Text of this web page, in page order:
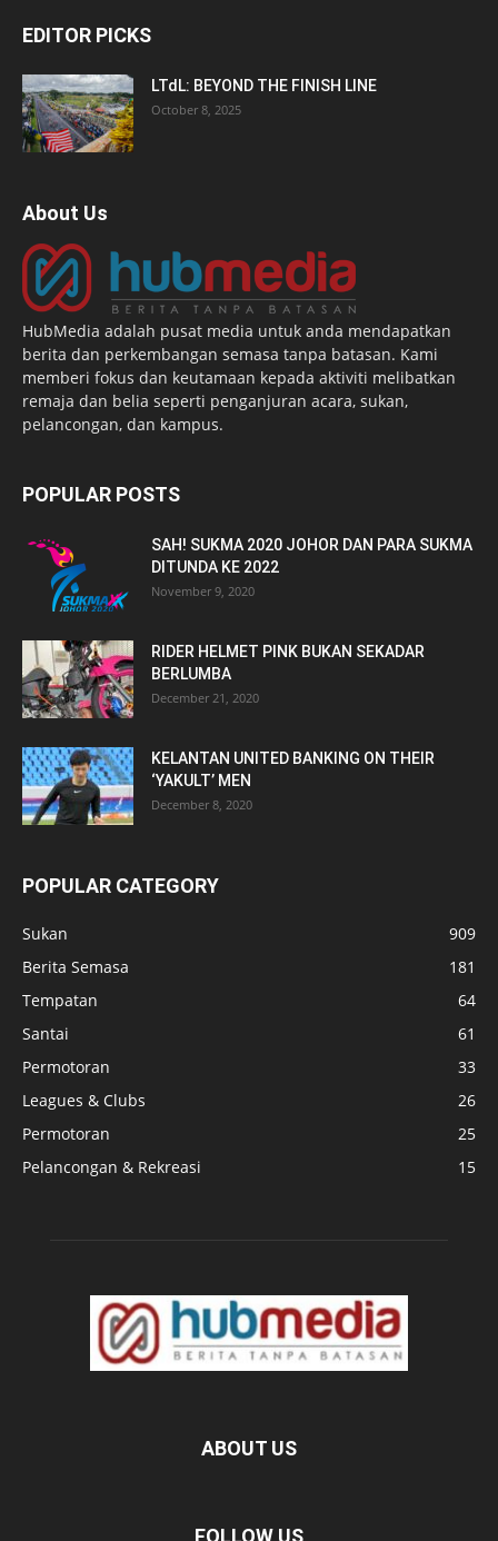
EDITOR PICKS
LTdL: BEYOND THE FINISH LINE
October 8, 2025
About Us
HubMedia adalah pusat media untuk anda mendapatkan
berita dan perkembangan semasa tanpa batasan. Kami
memberi fokus dan keutamaan kepada aktiviti melibatkan
remaja dan belia seperti penganjuran acara, sukan,
pelancongan, dan kampus.
POPULAR POSTS
SAH! SUKMA 2020 JOHOR DAN PARA SUKMA
DITUNDA KE 2022
November 9, 2020
RIDER HELMET PINK BUKAN SEKADAR
BERLUMBA
December 21, 2020
KELANTAN UNITED BANKING ON THEIR
‘YAKULT’ MEN
December 8, 2020
POPULAR CATEGORY
Sukan
909
Berita Semasa
181
Tempatan
64
Santai
61
Permotoran
33
Leagues & Clubs
26
Permotoran
25
Pelancongan & Rekreasi
15
ABOUT US
FOLLOW US